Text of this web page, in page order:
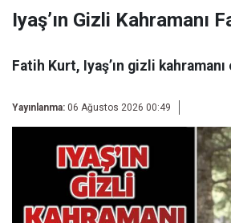
Iyaş’ın Gizli Kahramanı
Fatih Kurt, Iyaş’ın gizli kahramanı
Yayınlanma: 06 Ağustos 2026 00:49